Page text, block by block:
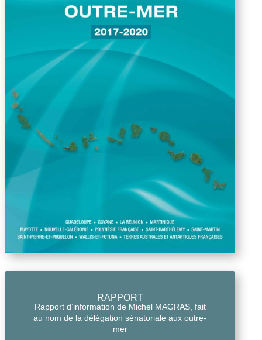
RAPPORT
Rapport d’information de Michel MAGRAS, fait
au nom de la délégation sénatoriale aux outre-
mer